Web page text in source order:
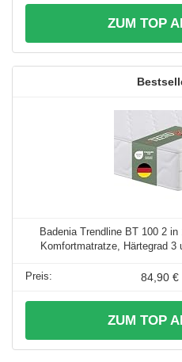
ZUM TOP
Badenia Trendline BT 100 2
Komfortmatratze, Härtegrad 3
84,90 €
ZUM TOP